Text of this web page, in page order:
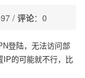
/ 评论：0
登陆，无法访问部
IP的可能就不行，比